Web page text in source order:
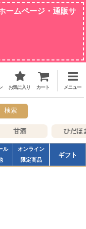
ームページ・通販サ
お気に入り カート メニュー
検索
甘酒 ひだほ
ル
オンライン
限定商品
ギフト